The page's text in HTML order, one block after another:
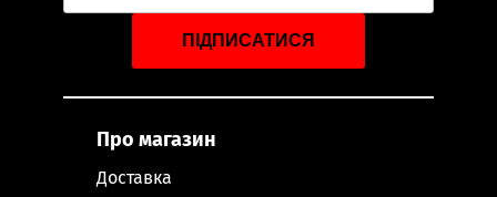
ПІДПИСАТИСЯ
Про магазин
Доставка